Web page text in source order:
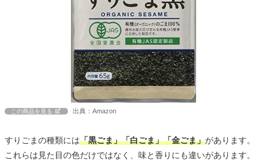
この商品を見る 出典：Amazon
すりごまの種類には「黒ごま」「白ごま」「金ごま」があります。
これらは見た目の色だけではなく、味と香りにも違いがあります。